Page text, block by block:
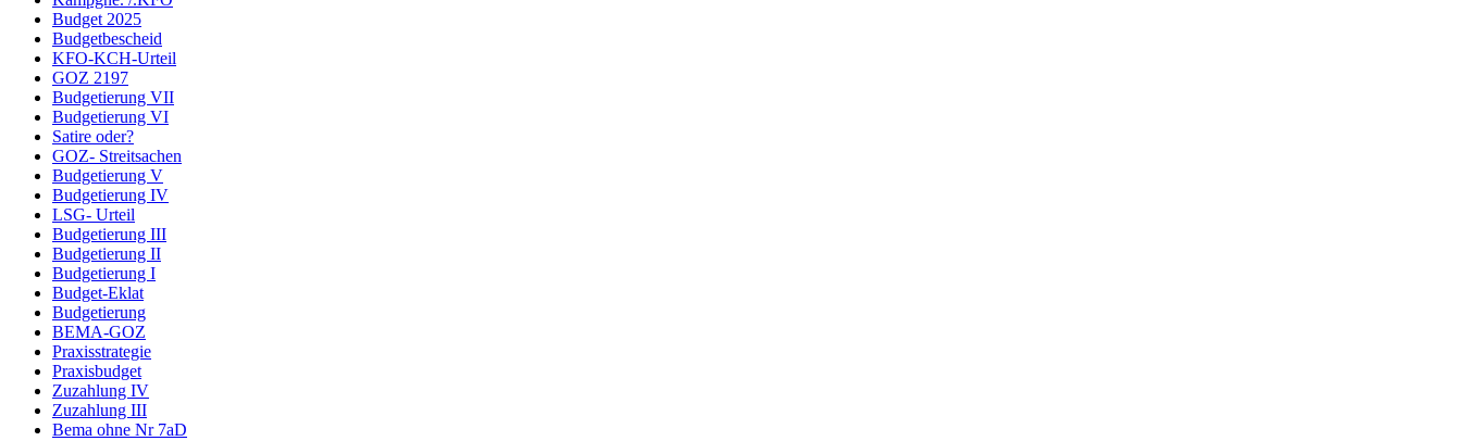
Budget 2025
Budgetbescheid
KFO-KCH-Urteil
GOZ 2197
Budgetierung VII
Budgetierung VI
Satire oder?
GOZ- Streitsachen
Budgetierung V
Budgetierung IV
LSG- Urteil
Budgetierung III
Budgetierung II
Budgetierung I
Budget-Eklat
Budgetierung
BEMA-GOZ
Praxisstrategie
Praxisbudget
Zuzahlung IV
Zuzahlung III
Bema ohne Nr 7aD